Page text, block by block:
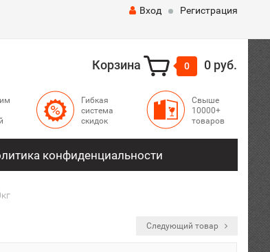
Вход Регистрация
Корзина 0 0 руб.
Гибкая
система
скидок
Свыше
10000+
товаров
конфиденциальности
Следующий товар